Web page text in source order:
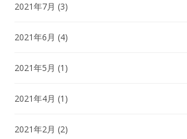
2021年7月 (3)
2021年6月 (4)
2021年5月 (1)
2021年4月 (1)
2021年2月 (2)